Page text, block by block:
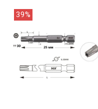
39%